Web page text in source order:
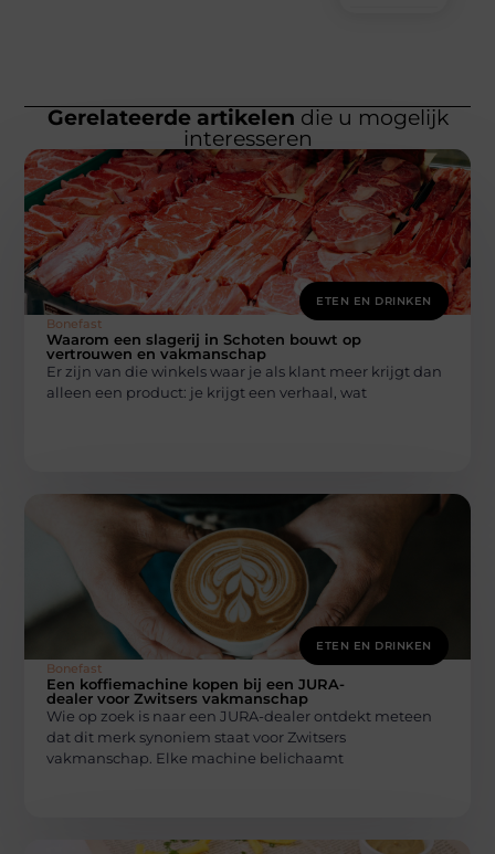
Gerelateerde artikelen die u mogelijk
interesseren
ETEN EN DRINKEN
Bonefast
Waarom een slagerij in Schoten bouwt op
vertrouwen en vakmanschap
Er zijn van die winkels waar je als klant meer krijgt dan
alleen een product: je krijgt een verhaal, wat
ETEN EN DRINKEN
Bonefast
Een koffiemachine kopen bij een JURA-
dealer voor Zwitsers vakmanschap
Wie op zoek is naar een JURA-dealer ontdekt meteen
dat dit merk synoniem staat voor Zwitsers
vakmanschap. Elke machine belichaamt